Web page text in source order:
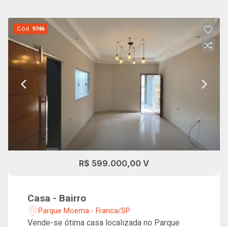
Cód. 9746
R$ 599.000,00 V
Casa - Bairro
Parque Moema - Franca/SP
Vende-se ótima casa localizada no Parque